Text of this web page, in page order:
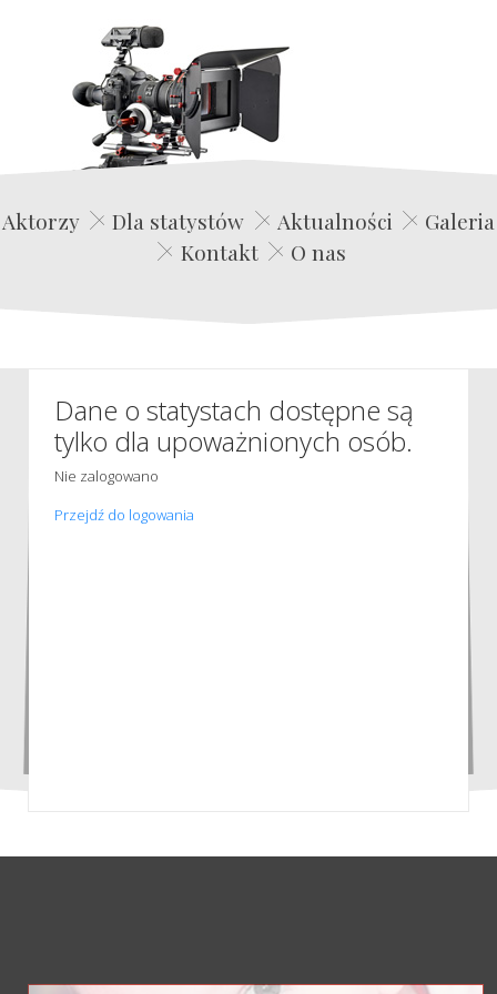
Edwin Film Agencja Aktorska
Aktorzy Dla statystów Aktualności
Galeria
Kontakt
O nas
Dane o statystach dostępne są
tylko dla upoważnionych osób.
Nie zalogowano
Przejdź do logowania